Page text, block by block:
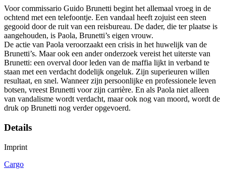
Voor commissario Guido Brunetti begint het allemaal vroeg in de
ochtend met een telefoontje. Een vandaal heeft zojuist een steen
gegooid door de ruit van een reisbureau. De dader, die ter plaatse is
aangehouden, is Paola, Brunetti’s eigen vrouw.
De actie van Paola veroorzaakt een crisis in het huwelijk van de
Brunetti’s. Maar ook een ander onderzoek vereist het uiterste van
Brunetti: een overval door leden van de maffia lijkt in verband te
staan met een verdacht dodelijk ongeluk. Zijn superieuren willen
resultaat, en snel. Wanneer zijn persoonlijke en professionele leven
botsen, vreest Brunetti voor zijn carrière. En als Paola niet alleen
van vandalisme wordt verdacht, maar ook nog van moord, wordt de
druk op Brunetti nog verder opgevoerd.
Details
Imprint
Cargo